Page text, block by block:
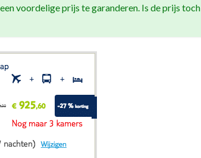
voordelige prijs te garanderen. Is de prijs toch